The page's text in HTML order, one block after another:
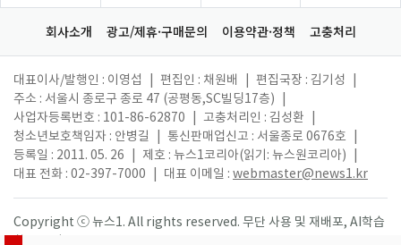
회사소개 광고/제휴·구매문의 이용약관·정책 고충처리
대표이사/발행인 : 이영섭 편집인 : 채원배 편집국장 : 김기성
주소 : 서울시 종로구 종로 47 (공평동,SC빌딩17층)
사업자등록번호 : 101-86-62870
고충처리인 : 김성환
청소년보호책임자 : 안병길
통신판매업신고 : 서울종로 0676호
등록일 : 2011. 05. 26
제호 : 뉴스1코리아(읽기: 뉴스원코리아)
대표 전화 : 02-397-7000
대표 이메일 : webmaster@news1.kr
Copyright ⓒ 뉴스1. All rights reserved. 무단 사용 및 재배포, AI학습